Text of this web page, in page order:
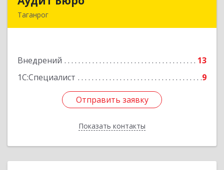
Таганрог
Внедрений
13
1С:Специалист
9
Отправить заявку
Показать контакты
Подробнее
Отправить заявку
Назад